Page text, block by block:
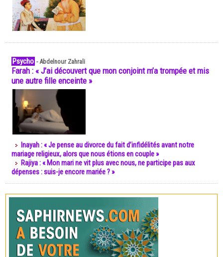
Psycho -Abdelnour Zahrali
Farah : « J’ai découvert que mon conjoint m’a trompée et mis
une autre fille enceinte »
Inayah : « Je pense au divorce du fait d’infidélités avant notre
mariage religieux, alors que nous étions en couple »
Rajiya : « Mon mari ne vit plus avec nous, ne participe pas aux
dépenses : suis-je encore mariée ? »